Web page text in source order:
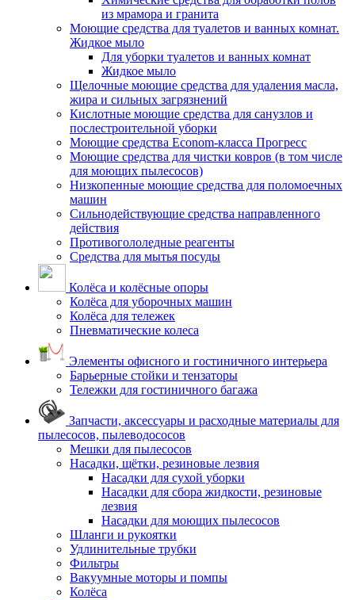
из мрамора и гранита
Моющие средства для туалетов и ванных комнат.
Жидкое мыло
Для уборки туалетов и ванных комнат
Жидкое мыло
Щелочные моющие средства для удаления масла,
жира и сильных загрязнений
Кислотные моющие средства для санузлов и
послестроительной уборки
Моющие средства Econom-класса Прогресс
Моющие средства для чистки ковров (в том числе
для моющих пылесосов)
Низкопенные моющие средства для поломоечных
машин
Сильнодействующие средства направленного
действия
Противогололедные реагенты
Средства для мытья посуды
Колёса и колёсные опоры
Колёса для уборочных машин
Колёса для тележек
Пневматические колеса
Элементы офисного и гостиничного интерьера
Барьерные стойки и тензаторы
Тележки для гостиничного багажа
Запчасти, аксессуары и расходные материалы для
пылесосов, пылеводососов
Мешки для пылесосов
Насадки, щётки, резиновые лезвия
Насадки для сухой уборки
Насадки для сбора жидкости, резиновые
лезвия
Насадки для моющих пылесосов
Шланги и рукоятки
Удлинительные трубки
Фильтры
Вакуумные моторы и помпы
Колёса